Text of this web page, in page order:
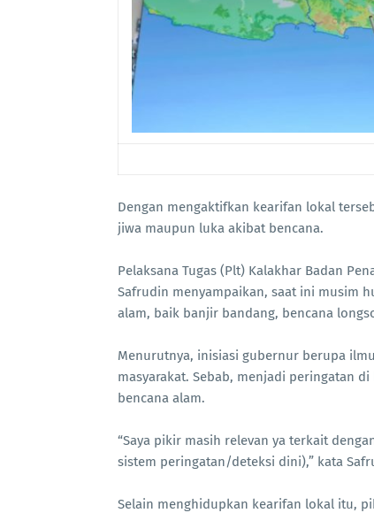
Dengan mengaktifkan kearifan lokal
jiwa maupun luka akibat bencana.
Pelaksana Tugas (Plt) Kalakhar Badan
Safrudin menyampaikan, saat ini musim
alam, baik banjir bandang, bencana
Menurutnya, inisiasi gubernur berupa
masyarakat. Sebab, menjadi peringatan
bencana alam.
“Saya pikir masih relevan ya terkait
sistem peringatan/deteksi dini),” kata
Selain menghidupkan kearifan lokal itu,